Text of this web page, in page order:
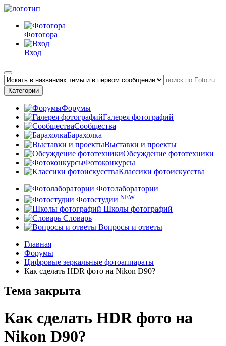
Фотогора
Вход
Категории
Форумы
Галерея фотографий
Сообщества
Барахолка
Выставки и проекты
Обсуждение фототехники
Фотоконкурсы
Классики фотоискусства
Фотолаборатории
Фотостудии NEW
Школы фотографий
Словарь
Вопросы и ответы
Главная
Форумы
Цифровые зеркальные фотоаппараты
Как сделать HDR фото на Nikon D90?
Тема закрыта
Как сделать HDR фото на
Nikon D90?